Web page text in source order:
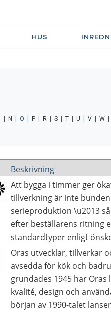
HUS
N O P R S T U V W
Beskrivning
Att bygga i timmer ger
tillverkning är inte
serieproduktion \u2013
efter beställarens ritning
standardtyper enligt
Oras utvecklar, tillverkar
avsedda för kök och
grundades 1945 har
kvalité, design och
början av 1990-talet